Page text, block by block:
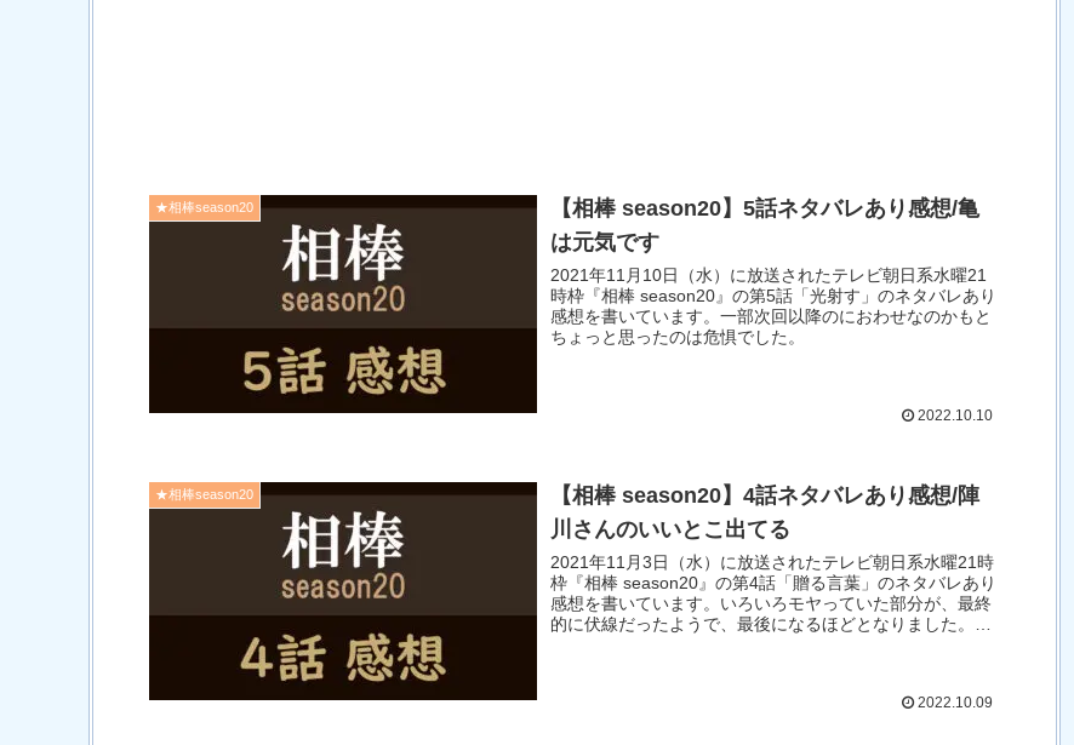
★相棒season20
【相棒 season20】5話ネタバレあり感想/亀
は元気です
2021年11月10日（水）に放送されたテレビ朝日系水曜21
時枠『相棒 season20』の第5話「光射す」のネタバレあり
感想を書いています。一部次回以降のにおわせなのかもと
ちょっと思ったのは危惧でした。
2022.10.10
★相棒season20
【相棒 season20】4話ネタバレあり感想/陣
川さんのいいとこ出てる
2021年11月3日（水）に放送されたテレビ朝日系水曜21時
枠『相棒 season20』の第4話「贈る言葉」のネタバレあり
感想を書いています。いろいろモヤっていた部分が、最終
的に伏線だったようで、最後になるほどとなりました。陣
2022.10.09